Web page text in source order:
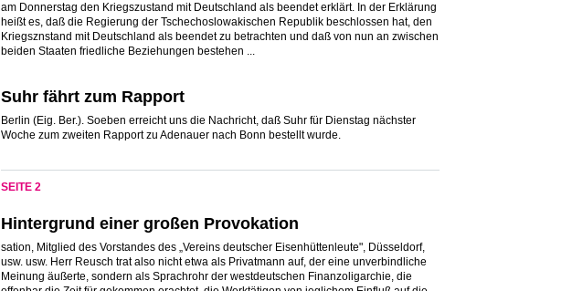
am Donnerstag den Kriegszustand mit Deutschland als beendet erklärt. In der Erklärung
heißt es, daß die Regierung der Tschechoslowakischen Republik beschlossen hat, den
Kriegsznstand mit Deutschland als beendet zu betrachten und daß von nun an zwischen
beiden Staaten friedliche Beziehungen bestehen ...
Suhr fährt zum Rapport
Berlin (Eig. Ber.). Soeben erreicht uns die Nachricht, daß Suhr für Dienstag nächster
Woche zum zweiten Rapport zu Adenauer nach Bonn bestellt wurde.
SEITE 2
Hintergrund einer großen Provokation
sation, Mitglied des Vorstandes des „Vereins deutscher Eisenhüttenleute", Düsseldorf,
usw. usw. Herr Reusch trat also nicht etwa als Privatmann auf, der eine unverbindliche
Meinung äußerte, sondern als Sprachrohr der westdeutschen Finanzoligarchie, die